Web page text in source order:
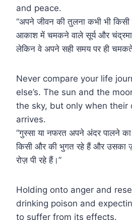
and peace.
“अपने जीवन की तुलना कभी भी
आकाश में चमकने वाले सूर्य और चंद्रमा
लेकिन वे अपने सही समय पर ही
Never compare your life
else’s. The sun and the
the sky, but only when their
arrives.
“गुस्सा या नफरत अपने अंदर पालने
किसी और की भुगत रहे हैं और उसका
रोज़ पी रहे हैं।”
Holding onto anger and
drinking poison and
to suffer from its effects.